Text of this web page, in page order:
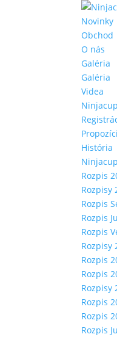
Novinky
Obchod
O nás
Galéria
Galéria
Videa
História
Rozpis
Rozpisy
Rozpis
Rozpis
Rozpis
Rozpisy
Rozpis
Rozpis
Rozpisy
Rozpis
Rozpis
Rozpis